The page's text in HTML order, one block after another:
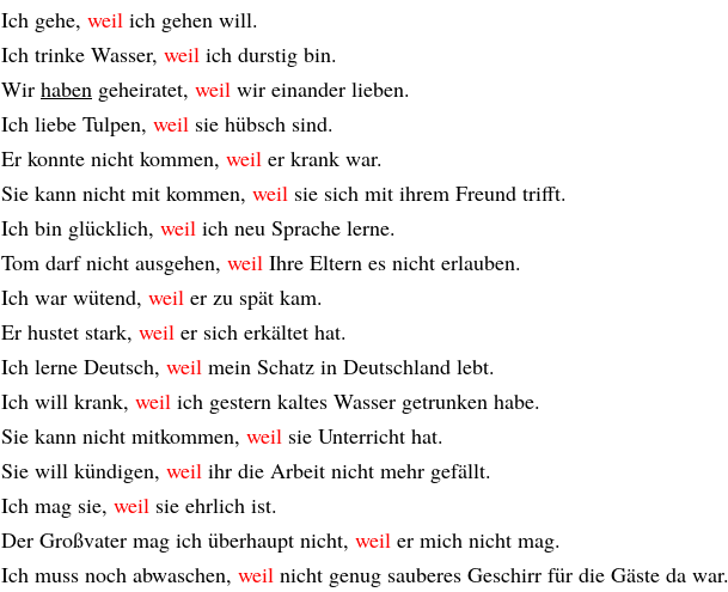
Ich gehe, weil ich gehen will.
Ich trinke Wasser, weil ich durstig bin.
Wir haben geheiratet, weil wir einander lieben.
Ich liebe Tulpen, weil sie hübsch sind.
Er konnte nicht kommen, weil er krank war.
Sie kann nicht mit kommen, weil sie sich mit ihrem Freund trifft.
Ich bin glücklich, weil ich neu Sprache lerne.
Tom darf nicht ausgehen, weil Ihre Eltern es nicht erlauben.
Ich war wütend, weil er zu spät kam.
Er hustet stark, weil er sich erkältet hat.
Ich lerne Deutsch, weil mein Schatz in Deutschland lebt.
Ich will krank, weil ich gestern kaltes Wasser getrunken habe.
Sie kann nicht mitkommen, weil sie Unterricht hat.
Sie will kündigen, weil ihr die Arbeit nicht mehr gefällt.
Ich mag sie, weil sie ehrlich ist.
Der Großvater mag ich überhaupt nicht, weil er mich nicht mag.
Ich muss noch abwaschen, weil nicht genug sauberes Geschirr für die Gäste da war.